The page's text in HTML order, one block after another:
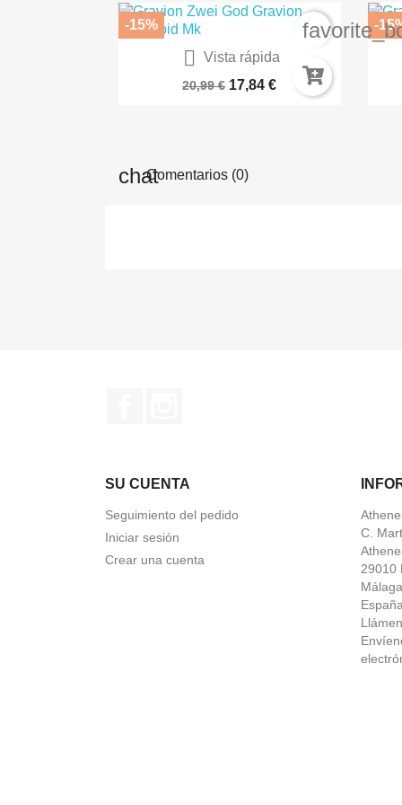
 Vista rápida
GUNDAM - HG Dom Trooper -...
20,99 € 17,84 €
-15% -
Comentarios (0)
SU CUENTA
Seguimiento del pedido
Iniciar sesión
Crear una cuenta
C.
29010
Málaga